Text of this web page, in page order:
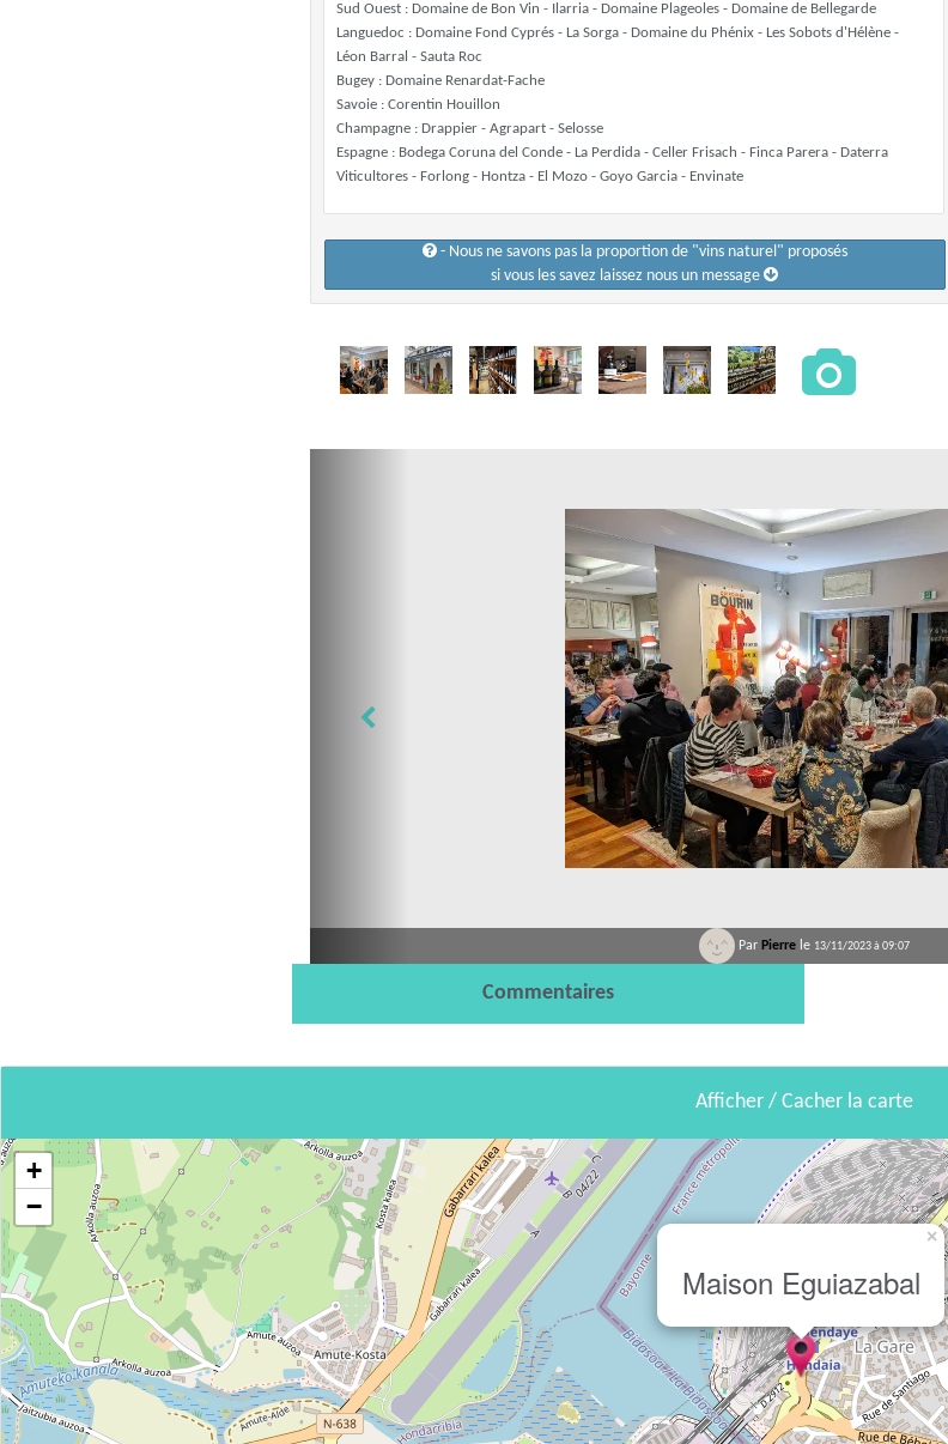
Sud Ouest : Domaine de Bon Vin - Ilarria - Domaine Plageoles - Domaine de Bellegarde
Languedoc : Domaine Fond Cyprés - La Sorga - Domaine du Phénix - Les Sobots d'Hélène -
Léon Barral - Sauta Roc
Bugey : Domaine Renardat-Fache
Savoie : Corentin Houillon
Champagne : Drappier - Agrapart - Selosse
Espagne : Bodega Coruna del Conde - La Perdida - Celler Frisach - Finca Parera - Daterra
Viticultores - Forlong - Hontza - El Mozo - Goyo Garcia - Envinate
- Nous ne savons pas la proportion de "vins naturel" proposés
si vous les savez laissez nous un message
Par Pierre le 13/11/2023 à 09:07
Commentaires
Afficher / Cacher la carte
Maison Eguiazabal
×
+
−